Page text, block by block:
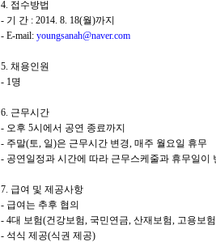
4. 접수방법
- 기 간 : 2014. 8. 18(월)까지
- E-mail: youngsanah@naver.com
5. 채용인원
- 1명
6. 근무시간
- 오후 5시에서 공연 종료까지
- 주말(토, 일)은 근무시간 변경, 매주 월요일 휴무
- 공연일정과 시간에 따라 근무스케줄과 휴무일이
7. 급여 및 제공사항
- 급여는 추후 협의
- 4대 보험(건강보험, 국민연금, 산재보험, 고용보
- 석식 제공(식권 제공)